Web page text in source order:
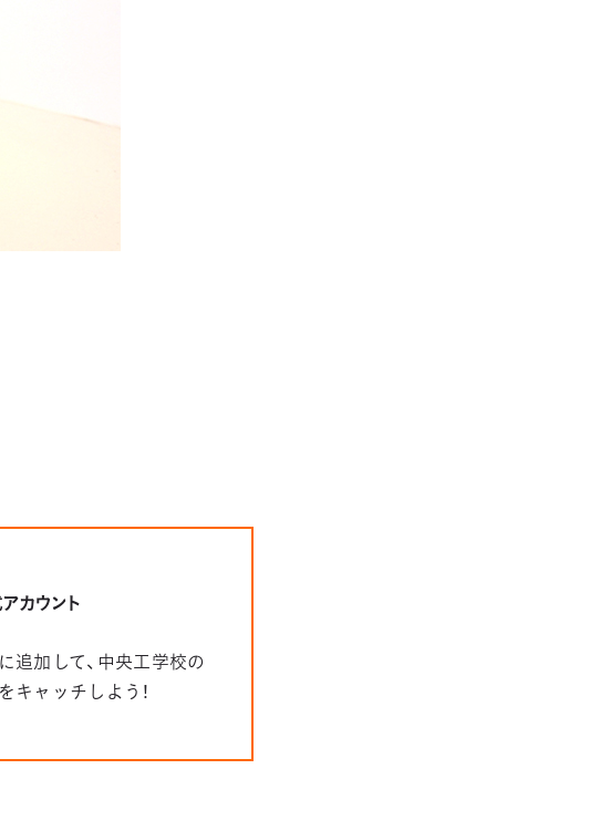
カウント
追加して、中央工学校の
キャッチしよう！